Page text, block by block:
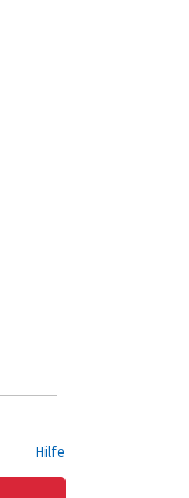
Hilfe